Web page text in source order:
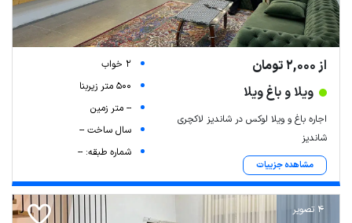
از 2,000 تومان
ویلا و باغ ویلا
اجاره باغ و ویلا لوکس در شاندیز لاکچری
شاندیز
مشاهده جزییات
2 خواب
500 متر زیربنا
-- متر زمین
سال ساخت --
شماره طبقه: --
4 تصویر